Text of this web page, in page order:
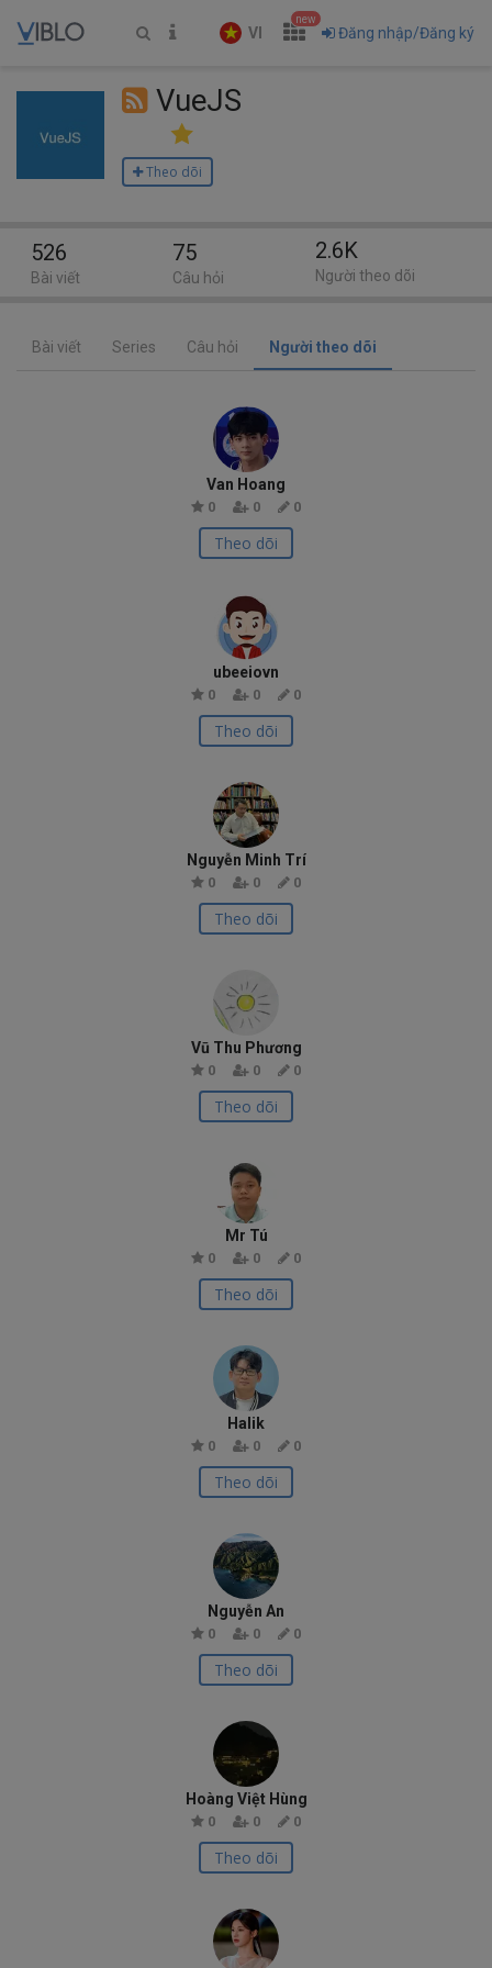
VI
new
Đăng nhập/Đăng ký
VueJS
Theo dõi
Bài viết Series Câu hỏi Người theo dõi
Van Hoang
0 0 0
Theo dõi
ubeeiovn
0 0 0
Theo dõi
Nguyễn Minh Trí
0 0 0
Theo dõi
Vū Thu Phương
0 0 0
Theo dõi
Mr Tú
0 0 0
Theo dõi
Halik
0 0 0
Theo dõi
Nguyễn An
0 0 0
Theo dõi
Hoàng Việt Hùng
0 0 0
Theo dõi
526
Bài viết
75
Câu hỏi
2.6K
Người theo dõi